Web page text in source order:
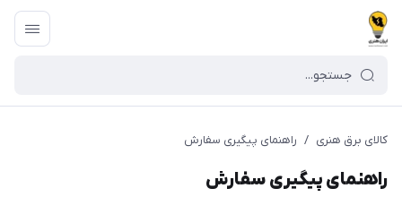
کالای برق هنری / راهنمای پیگیری سفارش
راهنمای پیگیری سفارش